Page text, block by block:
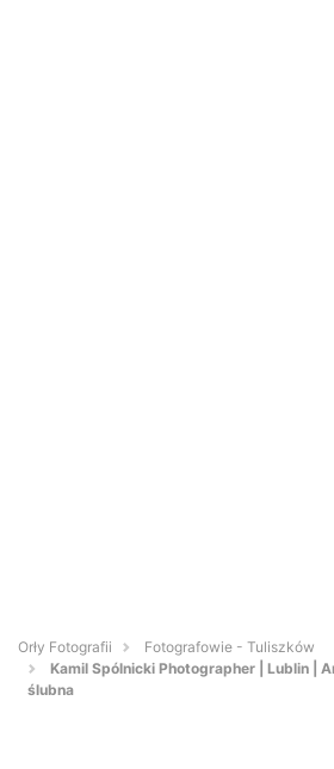
Orły Fotografii
Fotografowie - Tuliszków
Kamil Spólnicki Photographer | Lublin |
ślubna